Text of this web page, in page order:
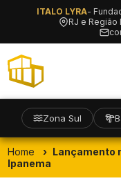
ITALO LYRA-
RJ e
Zona Sul
Home
Lançamento
Ipanema